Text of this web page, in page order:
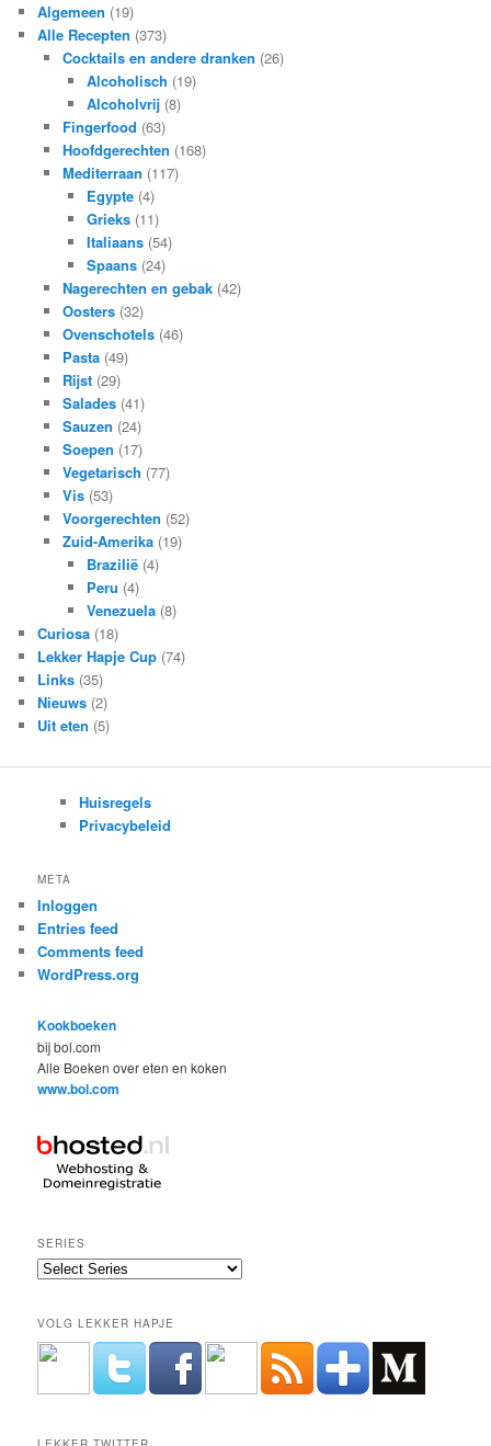
Algemeen (19)
Alle Recepten (373)
Cocktails en andere dranken (26)
Alcoholisch (19)
Alcoholvrij (8)
Fingerfood (63)
Hoofdgerechten (168)
Mediterraan (117)
Egypte (4)
Grieks (11)
Italiaans (54)
Spaans (24)
Nagerechten en gebak(42)
Oosters(32)
Ovenschotels(46)
Pasta(49)
Rijst(29)
Salades(41)
Sauzen (24)
Soepen (17)
Vegetarisch (77)
Vis(53)
Voorgerechten (52)
Zuid-Amerika(19)
Brazilië (4)
Peru (4)
Venezuela (8)
Curiosa (18)
Lekker Hapje Cup (74)
Links (35)
Nieuws (2)
Uit eten (5)
Huisregels
Privacybeleid
META
Inloggen
Entries feed
Comments feed
WordPress.org
Kookboeken
bij bol.com
Alle Boeken over eten en koken
www.bol.com
SERIES
VOLG LEKKER HAPJE